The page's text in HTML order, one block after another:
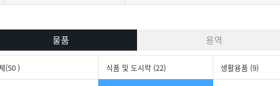
용역
물품
(50 ) 식품 및 도시락 (22) 생활용품 (9)